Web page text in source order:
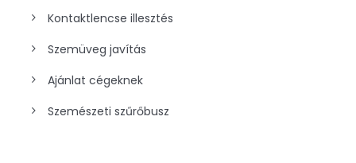
Kontaktlencse illesztés
Szemüveg javítás
Ajánlat cégeknek
Szemészeti szűrőbusz